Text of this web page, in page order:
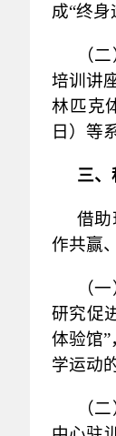
成“终身
（
培训讲
林匹克
日）等
三
借助
作共赢
（
研究促
体验馆
学运动
（